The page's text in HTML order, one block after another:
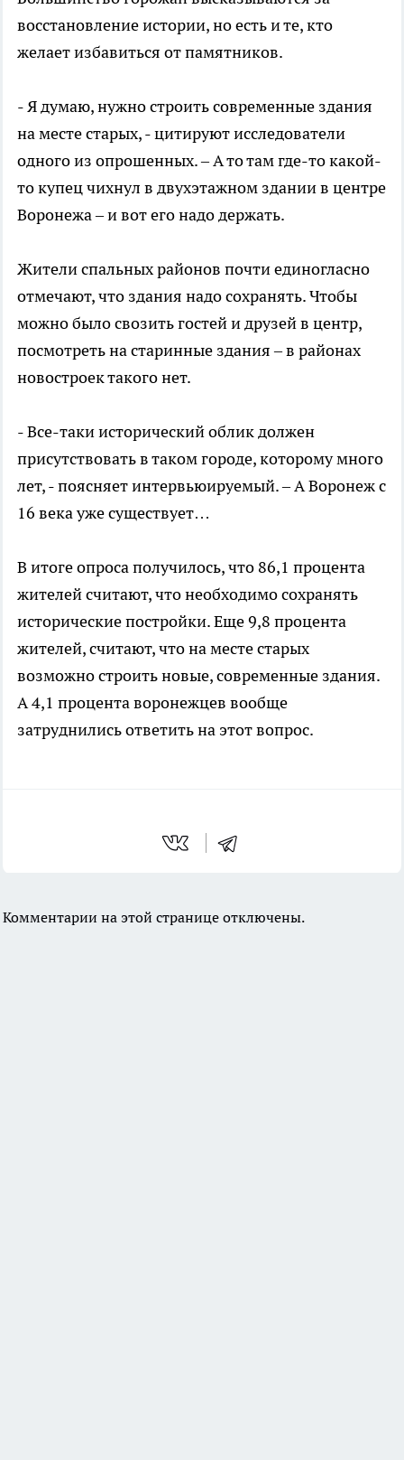
восстановление истории, но есть и те, кто
желает избавиться от памятников.
- Я думаю, нужно строить современные здания
на месте старых, - цитируют исследователи
одного из опрошенных. – А то там где-то какой-
то купец чихнул в двухэтажном здании в центре
Воронежа – и вот его надо держать.
Жители спальных районов почти единогласно
отмечают, что здания надо сохранять. Чтобы
можно было свозить гостей и друзей в центр,
посмотреть на старинные здания – в районах
новостроек такого нет.
- Все-таки исторический облик должен
присутствовать в таком городе, которому много
лет, - поясняет интервьюируемый. – А Воронеж с
16 века уже существует…
В итоге опроса получилось, что 86,1 процента
жителей считают, что необходимо сохранять
исторические постройки. Еще 9,8 процента
жителей, считают, что на месте старых
возможно строить новые, современные здания.
А 4,1 процента воронежцев вообще
затруднились ответить на этот вопрос.
Комментарии на этой странице отключены.